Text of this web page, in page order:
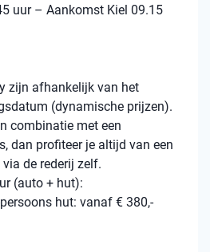
uur – Aankomst Kiel 09.15
zijn afhankelijk van het
(dynamische prijzen).
combinatie met een
dan profiteer je altijd van een
de rederij zelf.
(auto + hut):
hut: vanaf € 380,-